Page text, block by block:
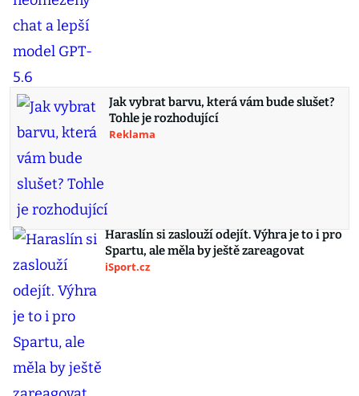
Jak vybrat barvu, která vám bude slušet?
Tohle je rozhodující
Reklama
Haraslín si zaslouží odejít. Výhra je to i pro
Spartu, ale měla by ještě zareagovat
iSport.cz